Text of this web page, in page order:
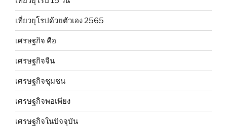
เที่ยวยุโรปด้วยตัวเอง 2565
เศรษฐกิจ คือ
เศรษฐกิจจีน
เศรษฐกิจชุมชน
เศรษฐกิจพอเพียง
เศรษฐกิจในปัจจุบัน